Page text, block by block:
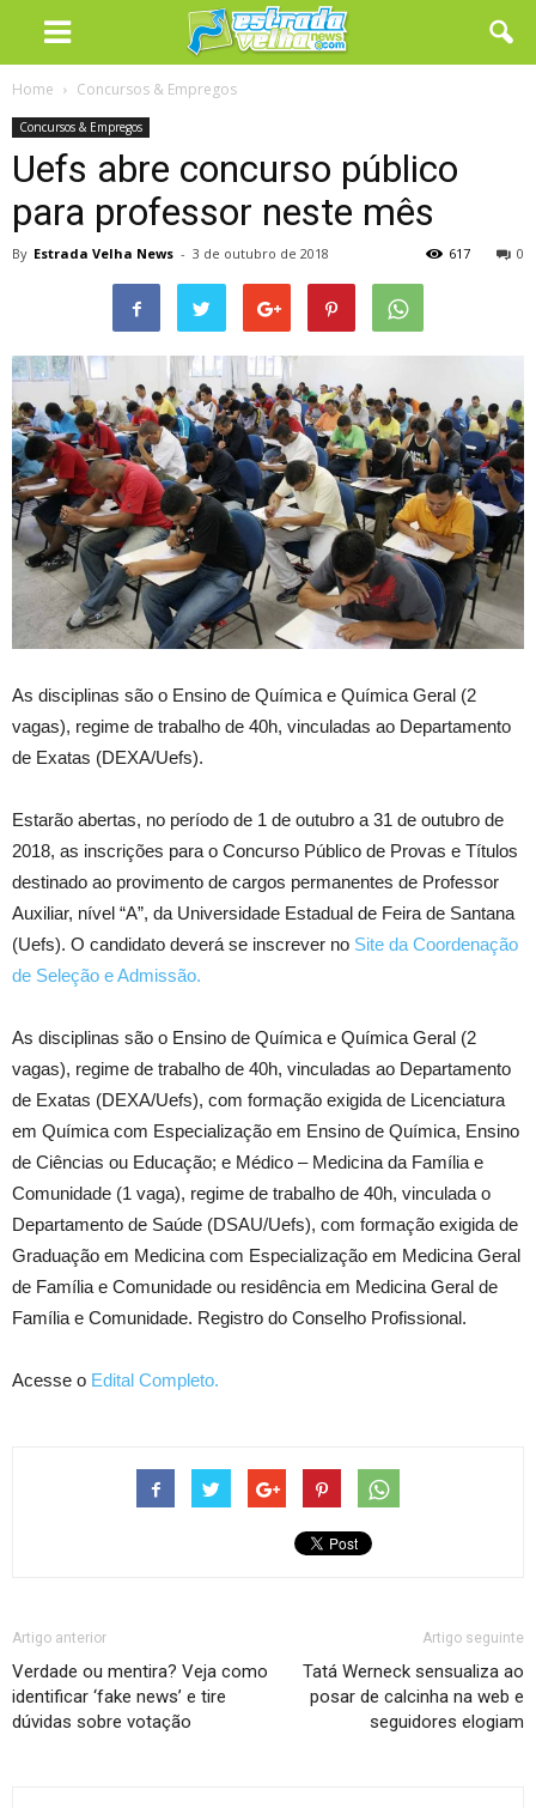
Home Concursos & Empregos
Concursos & Empregos
Uefs abre concurso público
para professor neste mês
By Estrada Velha News - 3 de outubro de 2018 0
617
As disciplinas são o Ensino de Química e Química Geral (2
vagas), regime de trabalho de 40h, vinculadas ao Departamento
de Exatas (DEXA/Uefs).
Estarão abertas, no período de 1 de outubro a 31 de outubro de
2018, as inscrições para o Concurso Público de Provas e Títulos
destinado ao provimento de cargos permanentes de Professor
Auxiliar, nível “A”, da Universidade Estadual de Feira de Santana
(Uefs). O candidato deverá se inscrever no Site da Coordenação
de Seleção e Admissão.
As disciplinas são o Ensino de Química e Química Geral (2
vagas), regime de trabalho de 40h, vinculadas ao Departamento
de Exatas (DEXA/Uefs), com formação exigida de Licenciatura
em Química com Especialização em Ensino de Química, Ensino
de Ciências ou Educação; e Médico – Medicina da Família e
Comunidade (1 vaga), regime de trabalho de 40h, vinculada o
Departamento de Saúde (DSAU/Uefs), com formação exigida de
Graduação em Medicina com Especialização em Medicina Geral
de Família e Comunidade ou residência em Medicina Geral de
Família e Comunidade. Registro do Conselho Profissional.
Acesse o Edital Completo.
Artigo anterior
Verdade ou mentira? Veja como
identificar ‘fake news’ e tire
dúvidas sobre votação
Artigo seguinte
Tatá Werneck sensualiza ao
posar de calcinha na web e
seguidores elogiam